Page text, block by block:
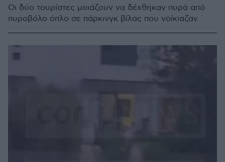
Οι δύο τουρίστες μοιάζουν να δέχθηκαν πυρά από
πυροβόλο όπλο σε πάρκινγκ βίλας που νοίκιαζαν